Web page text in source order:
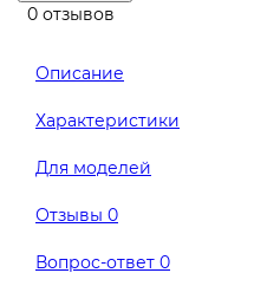
0 отзывов
Описание
Характеристики
Для моделей
Отзывы 0
Вопрос-ответ 0